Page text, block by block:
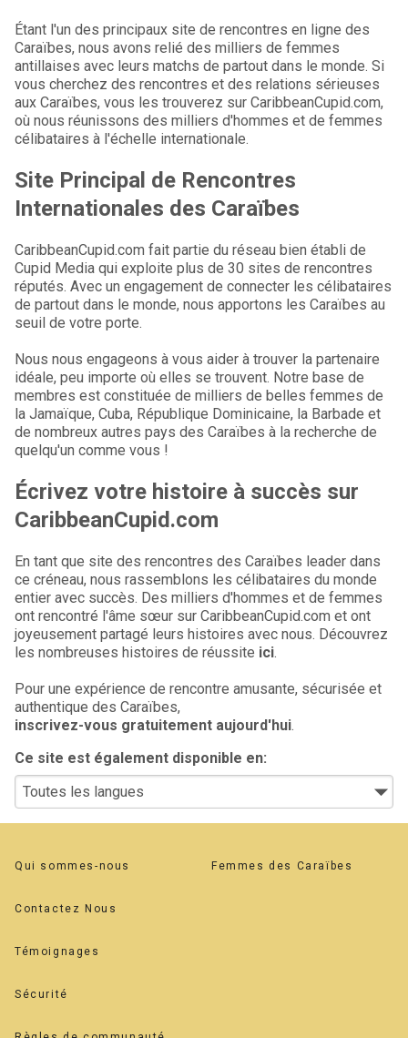
Étant l'un des principaux site de rencontres en ligne des
Caraïbes, nous avons relié des milliers de femmes
antillaises avec leurs matchs de partout dans le monde. Si
vous cherchez des rencontres et des relations sérieuses
aux Caraïbes, vous les trouverez sur CaribbeanCupid.com,
où nous réunissons des milliers d'hommes et de femmes
célibataires à l'échelle internationale.
Site Principal de Rencontres
Internationales des Caraïbes
CaribbeanCupid.com fait partie du réseau bien établi de
Cupid Media qui exploite plus de 30 sites de rencontres
réputés. Avec un engagement de connecter les célibataires
de partout dans le monde, nous apportons les Caraïbes au
seuil de votre porte.
Nous nous engageons à vous aider à trouver la partenaire
idéale, peu importe où elles se trouvent. Notre base de
membres est constituée de milliers de belles femmes de
la Jamaïque, Cuba, République Dominicaine, la Barbade et
de nombreux autres pays des Caraïbes à la recherche de
quelqu'un comme vous !
Écrivez votre histoire à succès sur
CaribbeanCupid.com
En tant que site des rencontres des Caraïbes leader dans
ce créneau, nous rassemblons les célibataires du monde
entier avec succès. Des milliers d'hommes et de femmes
ont rencontré l'âme sœur sur CaribbeanCupid.com et ont
joyeusement partagé leurs histoires avec nous. Découvrez
les nombreuses histoires de réussite ici.
Pour une expérience de rencontre amusante, sécurisée et
authentique des Caraïbes,
inscrivez-vous gratuitement aujourd'hui.
Ce site est également disponible en:
Qui sommes-nous
Contactez Nous
Témoignages
Sécurité
Femmes des Caraïbes